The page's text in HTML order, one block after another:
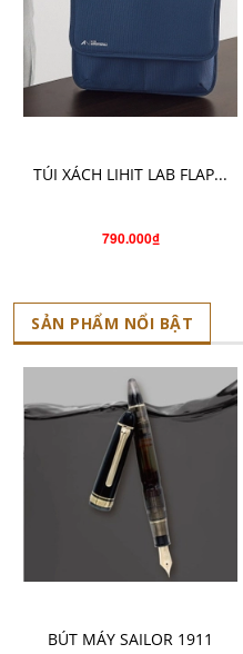
TÚI XÁCH LIHIT LAB FLAP...
790.000₫
SẢN PHẨM NỔI BẬT
BÚT MÁY SAILOR 1911